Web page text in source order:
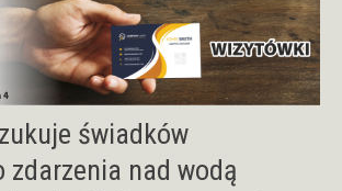
świadków
zdarzenia nad wodą